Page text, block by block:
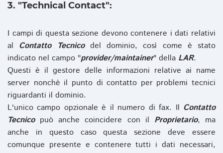
3. "Technical Contact":
I campi di questa sezione devono contenere i dati relativi
al Contatto Tecnicodel dominio, così come è stato
indicato nel campo "provider/maintainer" della LAR.
Questi è il gestore delle informazioni relative ai name
server nonchè il punto di contatto per problemi tecnici
riguardanti il dominio.
L'unico campo opzionale è il numero di fax. Il Contatto
Tecnicopuò anche coincidere con il Proprietario, ma
anche in questo caso questa sezione deve essere
comunque presente e contenere tutti i dati necessari,